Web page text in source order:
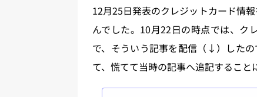
12月25日発表のクレジットカード情
んでした。10月22日の時点では、ク
で、そういう記事を配信（↓）した
て、慌てて当時の記事へ追記すること